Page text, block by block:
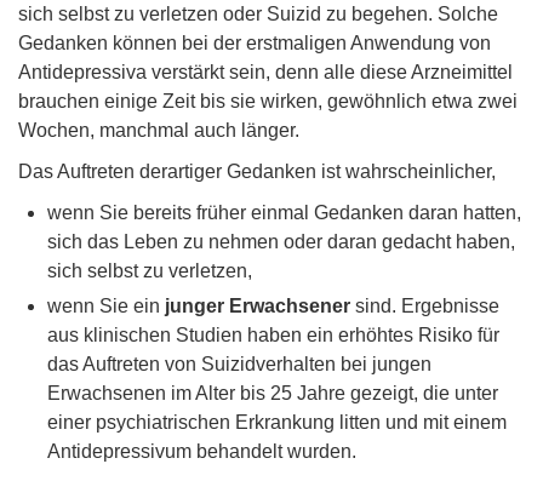
sich selbst zu verletzen oder Suizid zu begehen. Solche
Gedanken können bei der erstmaligen Anwendung von
Antidepressiva verstärkt sein, denn alle diese Arzneimittel
brauchen einige Zeit bis sie wirken, gewöhnlich etwa zwei
Wochen, manchmal auch länger.
Das Auftreten derartiger Gedanken ist wahrscheinlicher,
wenn Sie bereits früher einmal Gedanken daran hatten,
sich das Leben zu nehmen oder daran gedacht haben,
sich selbst zu verletzen,
wenn Sie ein junger Erwachsener sind. Ergebnisse
aus klinischen Studien haben ein erhöhtes Risiko für
das Auftreten von Suizidverhalten bei jungen
Erwachsenen im Alter bis 25 Jahre gezeigt, die unter
einer psychiatrischen Erkrankung litten und mit einem
Antidepressivum behandelt wurden.